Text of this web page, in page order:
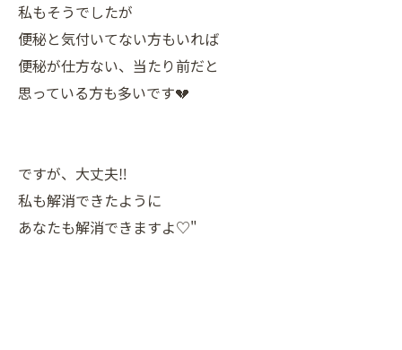
私もそうでしたが
便秘と気付いてない方もいれば
便秘が仕方ない、当たり前だと
思っている方も多いです💔
ですが、大丈夫‼︎
私も解消できたように
あなたも解消できますよ♡"